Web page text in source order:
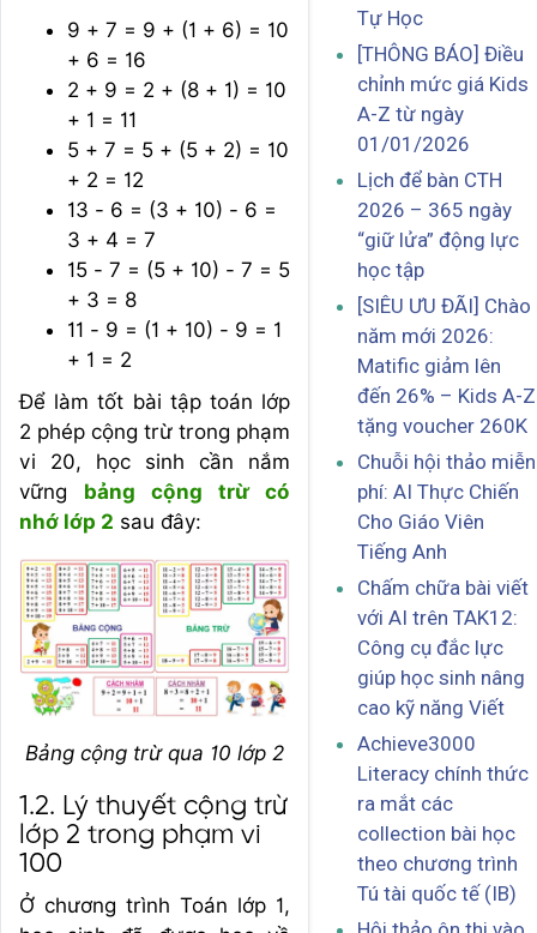
9 + 7 = 9 + (1 + 6) = 10
+ 6 = 16
2 + 9 = 2 + (8 + 1) = 10
+ 1 = 11
5 + 7 = 5 + (5 + 2) = 10
+ 2 = 12
13 - 6 = (3 + 10) - 6 =
3 + 4 = 7
15 - 7 = (5 + 10) - 7 = 5
+ 3 = 8
11 - 9 = (1 + 10) - 9 = 1
+ 1 = 2
Để làm tốt bài tập toán lớp
2 phép cộng trừ trong phạm
vi 20, học sinh cần nắm
vững bảng cộng trừ có
nhớ lớp 2 sau đây:
Bảng cộng trừ qua 10 lớp 2
1.2. Lý thuyết cộng trừ
lớp 2 trong phạm vi
100
Ở chương trình Toán lớp 1,
Tự Học
[THÔNG BÁO] Điều
chỉnh mức giá Kids
A-Z từ ngày
01/01/2026
Lịch để bàn CTH
2026 – 365 ngày
“giữ lửa” động lực
học tập
[SIÊU ƯU ĐÃI] Chào
năm mới 2026:
Matific giảm lên
đến 26% – Kids A-Z
tặng voucher 260K
Chuỗi hội thảo miễn
phí: AI Thực Chiến
Cho Giáo Viên
Tiếng Anh
Chấm chữa bài viết
với AI trên TAK12:
Công cụ đắc lực
giúp học sinh nâng
cao kỹ năng Viết
Achieve3000
Literacy chính thức
ra mắt các
collection bài học
theo chương trình
Tú tài quốc tế (IB)